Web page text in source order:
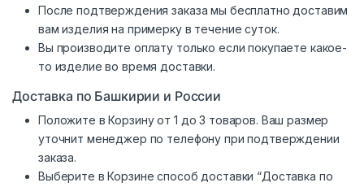
После подтверждения заказа мы бесплатно доставим
вам изделия на примерку в течение суток.
Вы производите оплату только если покупаете какое-
то изделие во время доставки.
Доставка по Башкирии и России
Положите в Корзину от 1 до 3 товаров. Ваш размер
уточнит менеджер по телефону при подтверждении
заказа.
Выберите в Корзине способ доставки “Доставка по